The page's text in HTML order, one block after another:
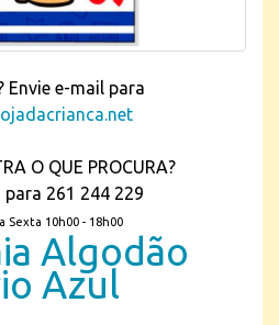
Envie e-mail para
O QUE PROCURA?
para 261 244 229
Sexta 10h00 - 18h00
Algodão
Azul